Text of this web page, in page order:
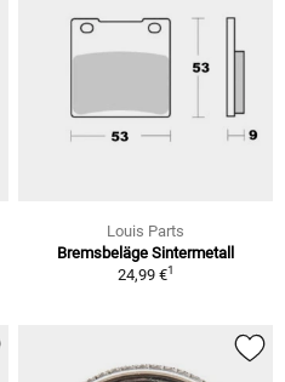
Louis Parts
Bremsbeläge Sintermetall
24,99 €1